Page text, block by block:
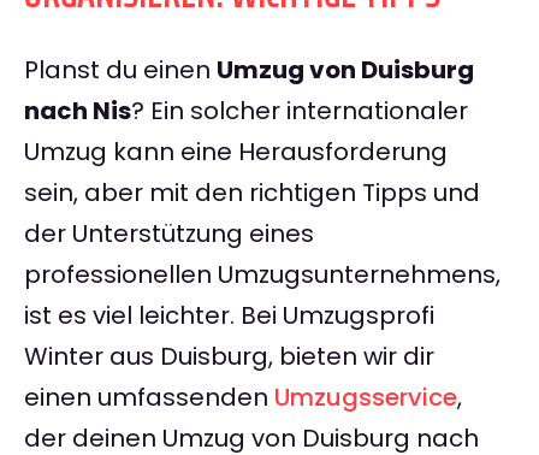
Planst du einen Umzug von Duisburg
nach Nis? Ein solcher internationaler
Umzug kann eine Herausforderung
sein, aber mit den richtigen Tipps und
der Unterstützung eines
professionellen Umzugsunternehmens,
ist es viel leichter. Bei Umzugsprofi
Winter aus Duisburg, bieten wir dir
einen umfassenden Umzugsservice,
der deinen Umzug von Duisburg nach